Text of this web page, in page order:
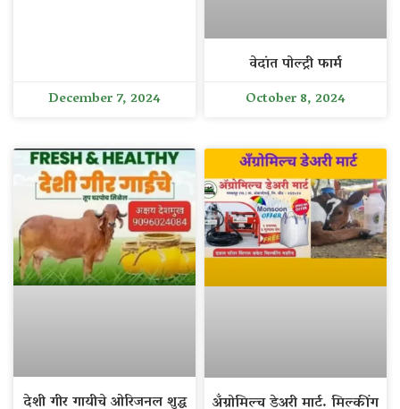
December 7, 2024
वेदांत पोल्ट्री फार्म
October 8, 2024
देशी गीर गायीचे ओरिजनल शुद्ध अँग्रोमिल्च डेअरी मार्ट. मिल्कींग